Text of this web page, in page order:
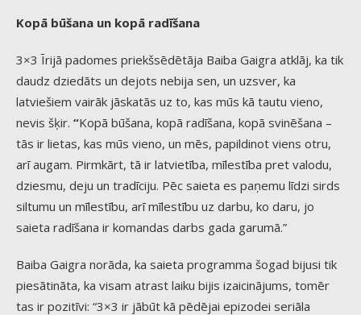
Kopā būšana un kopā radīšana
3×3 Īrijā padomes priekšsēdētāja Baiba Gaigra atklāj, ka tik
daudz dziedāts un dejots nebija sen, un uzsver, ka
latviešiem vairāk jāskatās uz to, kas mūs kā tautu vieno,
nevis šķir. “Kopā būšana, kopā radīšana, kopā svinēšana –
tās ir lietas, kas mūs vieno, un mēs, papildinot viens otru,
arī augam. Pirmkārt, tā ir latvietība, mīlestība pret valodu,
dziesmu, deju un tradīciju. Pēc saieta es paņemu līdzi sirds
siltumu un mīlestību, arī mīlestību uz darbu, ko daru, jo
saieta radīšana ir komandas darbs gada garumā.”
Baiba Gaigra norāda, ka saieta programma šogad bijusi tik
piesātināta, ka visam atrast laiku bijis izaicinājums, tomēr
tas ir pozitīvi: “3×3 ir jābūt kā pēdējai epizodei seriāla